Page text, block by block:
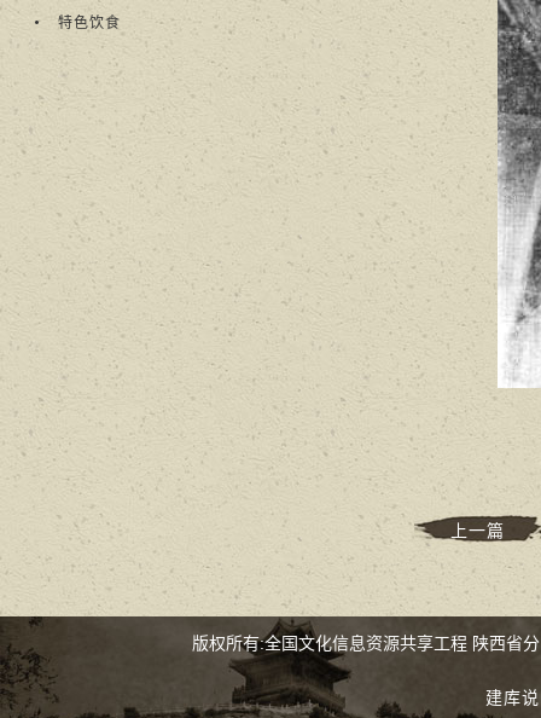
特色饮食
上一篇
版权所有:全国文化信息资源共享工程 陕西省
建库